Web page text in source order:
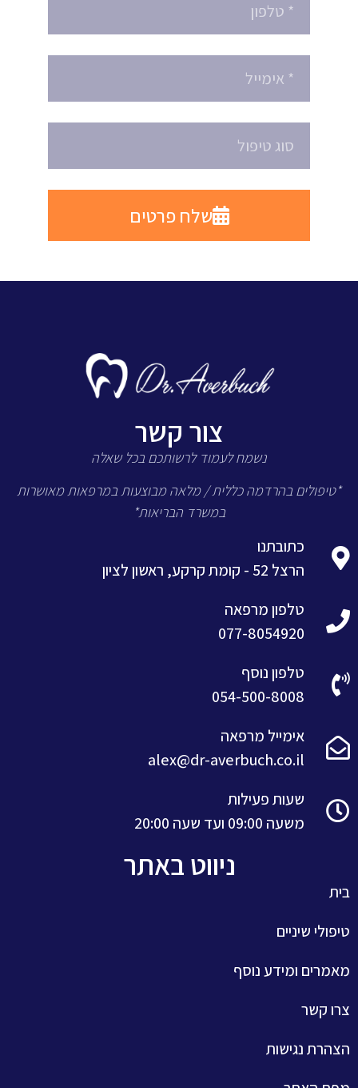
שלח פרטים
צור קשר
נשמח לעמוד לרשותכם בכל שאלה
*טיפולים בהרדמה כללית / מלאה מבוצעות במרפאות מאושרות
במשרד הבריאות*
כתובתנו
הרצל 52 - קומת קרקע, ראשון לציון
טלפון מרפאה
077-8054920
טלפון נוסף
054-500-8008
אימייל מרפאה
alex@dr-averbuch.co.il
שעות פעילות
משעה 09:00 ועד שעה 20:00
ניווט באתר
בית
טיפולי שיניים
מאמרים ומידע נוסף
צרו קשר
הצהרת נגישות